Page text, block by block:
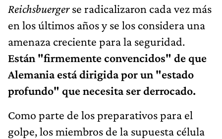
Reichsbuergerse radicalizaron cada vez más
en los últimos años y se los considera una
amenaza creciente para la seguridad.
Están "firmemente convencidos" de que
Alemania está dirigida por un "estado
profundo" que necesita ser derrocado.
Como parte de los preparativos para el
golpe, los miembros de la supuesta célula